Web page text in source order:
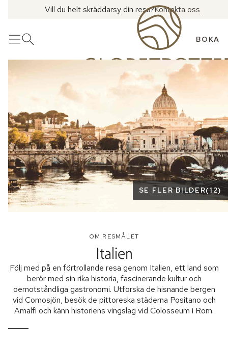
Vill du helt skräddarsy din resa?Kontakta oss
MenyÖppna sök BOKA
Se fler bilder
SE FLER BILDER(12)
OM RESMÅLET
Italien
Följ med på en förtrollande resa genom Italien, ett land som
berör med sin rika historia, fascinerande kultur och
oemotståndliga gastronomi. Utforska de hisnande bergen
vid Comosjön, besök de pittoreska städerna Positano och
Amalfi och känn historiens vingslag vid Colosseum i Rom.